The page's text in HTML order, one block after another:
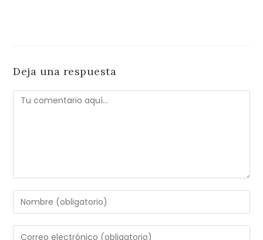
Deja una respuesta
Comentario
Introduce
tu
nombre
Introduce